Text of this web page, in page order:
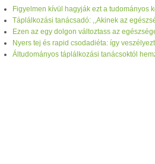
Figyelmen kívül hagyják ezt a tudományos
Táplálkozási tanácsadó: ,,Akinek az
Ezen az egy dolgon változtass az
Nyers tej és rapid csodadiéta: így
Áltudományos táplálkozási tanácsoktól